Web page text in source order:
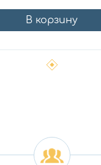
В корзину